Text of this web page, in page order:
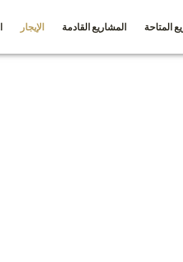
المتاحة المشاريع القادمة الإيجار